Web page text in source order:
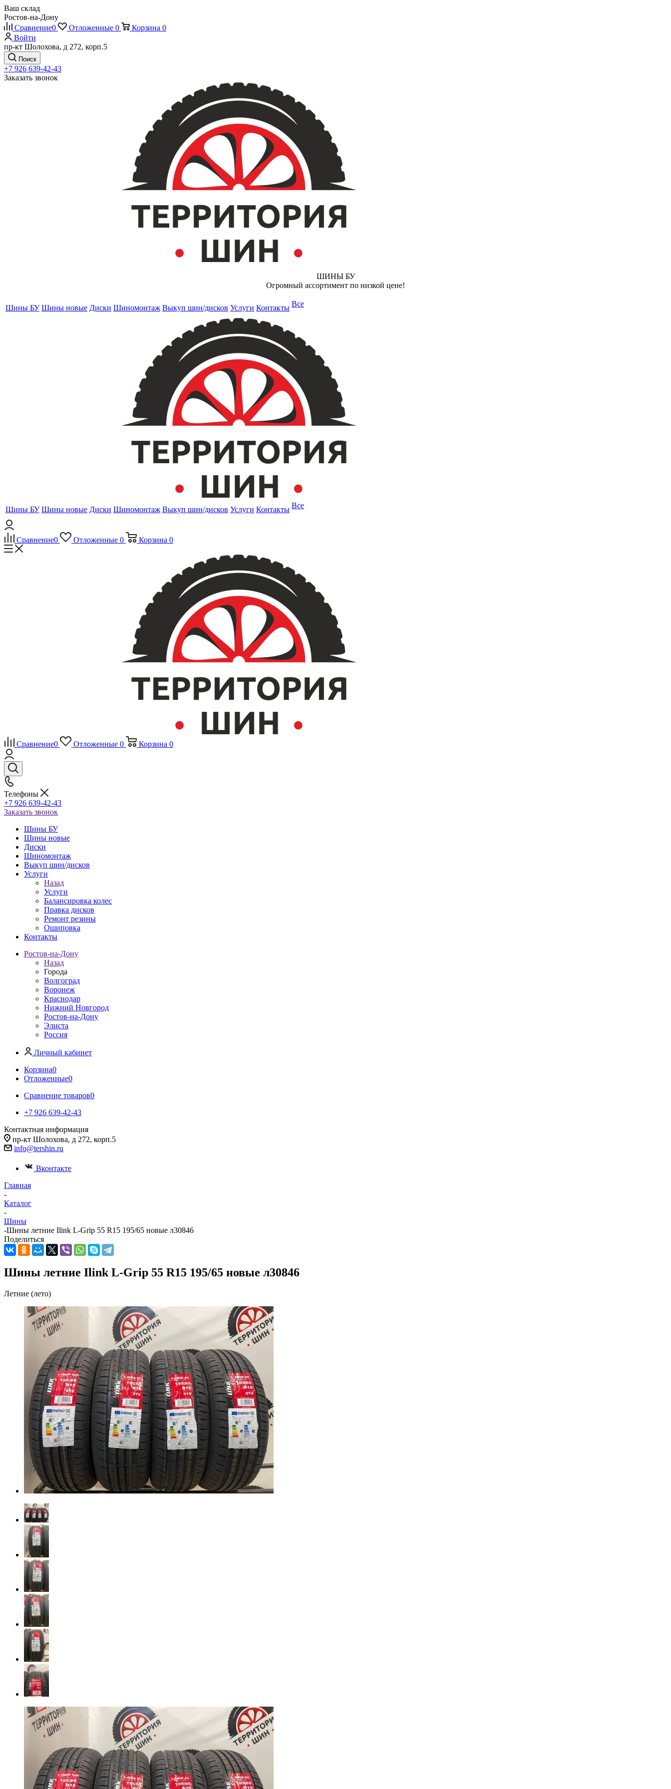
Ваш склад
Ростов-на-Дону
Сравнение0 Отложенные 0 Корзина 0
Войти
пр-кт Шолохова, д 272, корп.5
Поиск
+7 926 639-42-43
Заказать звонок
ШИНЫ БУ
Огромный ассортимент по низкой цене!
Шины БУ Шины новые Диски Шиномонтаж Выкуп шин/дисков Услуги Контакты Все
Шины БУ Шины новые Диски Шиномонтаж Выкуп шин/дисков Услуги Контакты Все
Сравнение0 Отложенные 0 Корзина 0
Сравнение0 Отложенные 0 Корзина 0
Телефоны
+7 926 639-42-43
Заказать звонок
Шины БУ
Шины новые
Диски
Шиномонтаж
Выкуп шин/дисков
Услуги
Назад
Услуги
Балансировка колес
Правка дисков
Ремонт резины
Ошиповка
Контакты
Ростов-на-Дону
Назад
Города
Волгоград
Воронеж
Краснодар
Нижний Новгород
Ростов-на-Дону
Элиста
Россия
Личный кабинет
Корзина0
Отложенные0
Сравнение товаров0
+7 926 639-42-43
Контактная информация
пр-кт Шолохова, д 272, корп.5
info@tershin.ru
Вконтакте
Главная
-
Каталог
-
Шины
-Шины летние Ilink L-Grip 55 R15 195/65 новые л30846
Поделиться
Шины летние Ilink L-Grip 55 R15 195/65 новые л30846
Летние (лето)